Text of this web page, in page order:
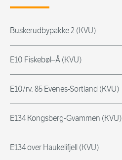
Buskerudbypakke 2 (KVU)
E10 Fiskebøl–Å (KVU)
E10/rv. 85 Evenes-Sortland (KVU)
E134 Kongsberg-Gvammen (KVU)
E134 over Haukelifjell (KVU)